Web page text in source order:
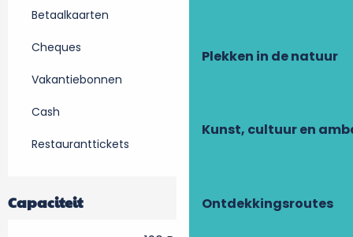
Plekken in de natuur
Kunst, cultuur en
Ontdekkingsroutes
Betaalkaarten
Cheques
Vakantiebonnen
Cash
Restauranttickets
Capaciteit